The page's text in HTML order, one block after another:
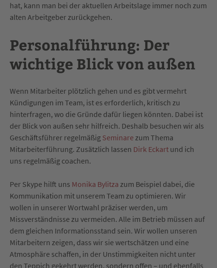
hat, kann man bei der aktuellen Arbeitslage immer noch zum
alten Arbeitgeber zurückgehen.
Personalführung: Der
wichtige Blick von außen
Wenn Mitarbeiter plötzlich gehen und es gibt vermehrt
Kündigungen im Team, ist es erforderlich, kritisch zu
hinterfragen, wo die Gründe dafür liegen könnten. Dabei ist
der Blick von außen sehr hilfreich. Deshalb besuchen wir als
Geschäftsführer regelmäßig Seminare zum Thema
Mitarbeiterführung. Zusätzlich lassen Dirk Eckart und ich
uns regelmäßig coachen.
Per Skype hilft uns Monika Bylitza zum Beispiel dabei, die
Kommunikation mit unserem Team zu optimieren. Wir
wollen in unserer Wortwahl präziser werden, um
Missverständnisse zu vermeiden. Alle im Betrieb müssen auf
dem gleichen Informationsstand sein. Wir wollen unseren
Mitarbeitern zeigen, dass wir sie wertschätzen und eine
Atmosphäre schaffen, in der Unstimmigkeiten nicht unter
den Teppich gekehrt werden, sondern offen – und ebenfalls